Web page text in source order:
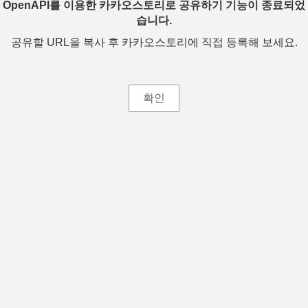
OpenAPI를 이용한 카카오스토리로 공유하기 기능이 종료되었
습니다.
공유할 URL을 복사 후 카카오스토리에 직접 등록해 보세요.
확인